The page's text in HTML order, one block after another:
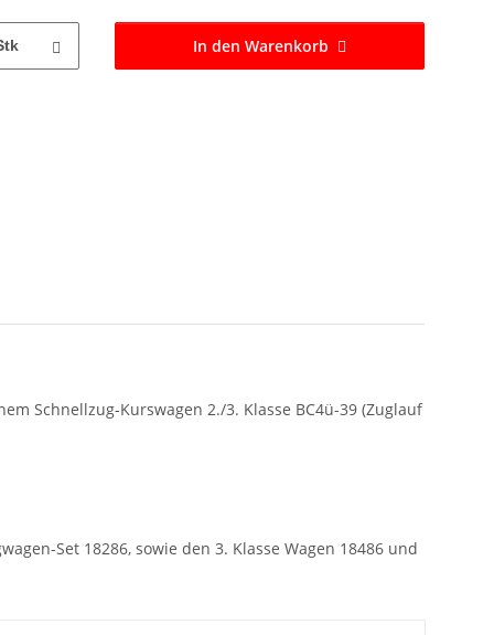
In den Warenkorb
Schnellzug-Kurswagen 2./3. Klasse BC4ü-39 (Zuglauf
Set 18286, sowie den 3. Klasse Wagen 18486 und